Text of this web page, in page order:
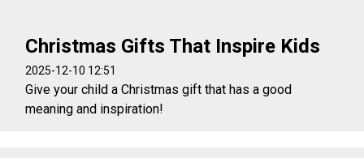
Christmas Gifts That Inspire Kids
2025-12-10 12:51
Give your child a Christmas gift that has a good
meaning and inspiration!